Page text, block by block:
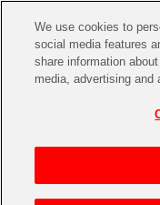
CHANNEL
アイドルマスターシリ
アイドルマスター
イベントグッズ
トイ・ホビー
We use cookies to
social media features
share information
media, advertising and